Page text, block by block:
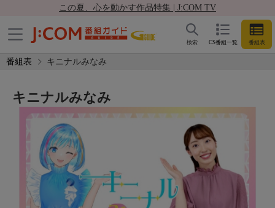
この夏、心を動かす作品特集 | J:COM TV
CS番組一覧 番組表
検索
番組表 キニナルみなみ
キニナルみなみ